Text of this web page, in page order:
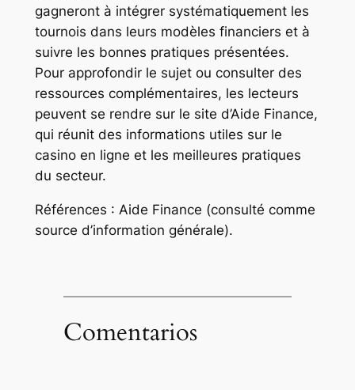
gagneront à intégrer systématiquement les
tournois dans leurs modèles financiers et à
suivre les bonnes pratiques présentées.
Pour approfondir le sujet ou consulter des
ressources complémentaires, les lecteurs
peuvent se rendre sur le site d’Aide Finance,
qui réunit des informations utiles sur le
casino en ligne et les meilleures pratiques
du secteur.
Références : Aide Finance (consulté comme
source d’information générale).
Comentarios